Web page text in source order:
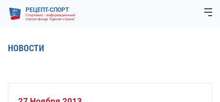
РЕЦЕПТ-СПОРТ
Спортивно - информационный
портал фонда "Единая страна"
НОВОСТИ